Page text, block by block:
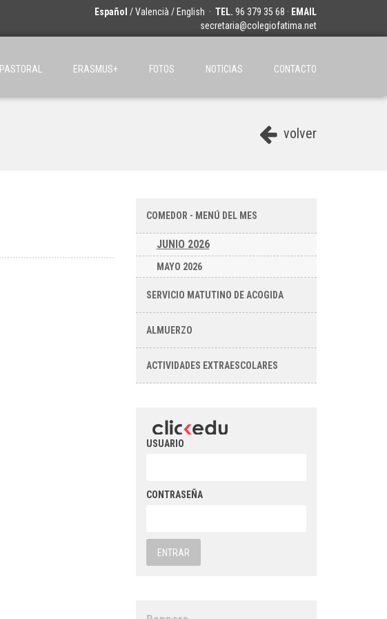
Español /Valencià / English · TEL. 96 379 35 68 · EMAIL
secretaria@colegiofatima.net
PASTORAL ERASMUS+ FOTOS NOTICIAS CONTACTO
volver
COMEDOR - MENÚ DEL MES
JUNIO 2026
MAYO 2026
SERVICIO MATUTINO DE ACOGIDA
ALMUERZO
ACTIVIDADES EXTRAESCOLARES
USUARIO
CONTRASEÑA